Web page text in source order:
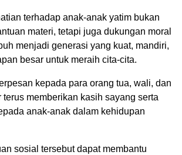
terhadap anak-anak yatim bukan
materi, tetapi juga dukungan moral
menjadi generasi yang kuat, mandiri,
besar untuk meraih cita-cita.
kepada para orang tua, wali, dan
terus memberikan kasih sayang serta
anak-anak dalam kehidupan
sosial tersebut dapat membantu